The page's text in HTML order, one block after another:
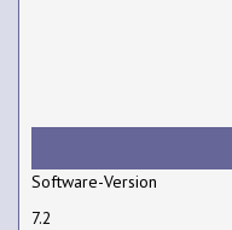
Software-Version
7.2